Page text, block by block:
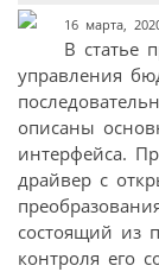
16 марта,
В статье
управления
описаны
интерфейса.
драйвер с
состоящий из
контроля его